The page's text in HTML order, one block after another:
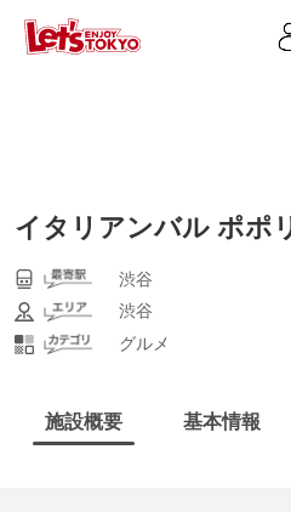
イタリアンバル ポポ
渋谷
渋谷
グルメ
施設概要 基本情報